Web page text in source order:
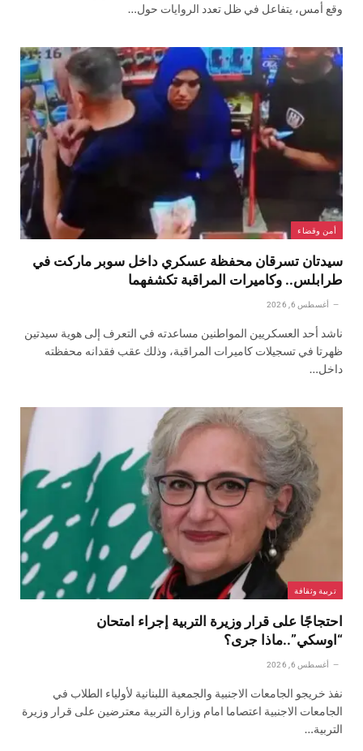
وقع أمس، يتفاعل في ظل تعدد الروايات حول…
أمن وقضاء
سيدتان تسرقان محفظة عسكري داخل سوبر ماركت في
طرابلس.. وكاميرات المراقبة تكشفهما
أغسطس 6, 2026
ناشد أحد العسكريين المواطنين مساعدته في التعرف إلى هوية سيدتين
ظهرتا في تسجيلات كاميرات المراقبة، وذلك عقب فقدانه محفظته
داخل…
تربية وثقافة
احتجاجًا على قرار وزيرة التربية إجراء امتحان
“اوسكي”..ماذا جرى؟
أغسطس 6, 2026
نفذ خريجو الجامعات الاجنبية والجمعية اللبنانية لأولياء الطلاب في
الجامعات الاجنبية اعتصاما امام وزارة التربية معترضين على قرار وزيرة
التربية…